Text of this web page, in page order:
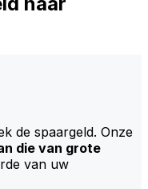
de spaargeld. Onze
die van grote
van uw